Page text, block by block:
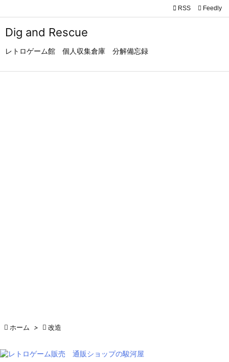
Dig and Rescue
レトロゲーム館 個人収集倉庫 分解備忘録


 RSS Feedly
 ホーム >  改造